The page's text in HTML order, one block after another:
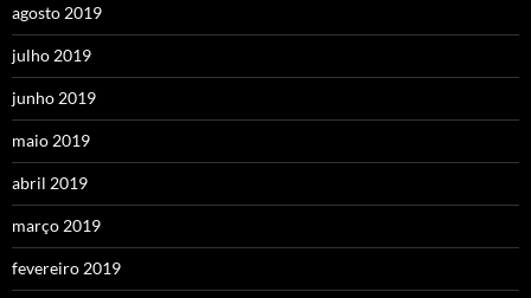
agosto 2019
julho 2019
junho 2019
maio 2019
abril 2019
março 2019
fevereiro 2019